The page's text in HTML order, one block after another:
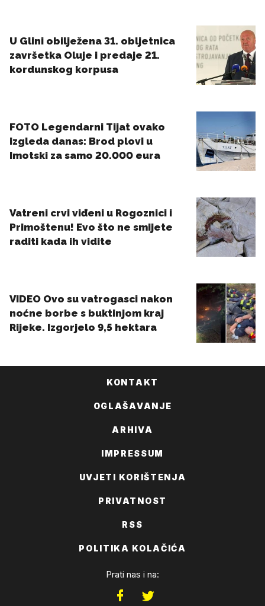
KONTAKT
OGLAŠAVANJE
ARHIVA
IMPRESSUM
UVJETI KORIŠTENJA
PRIVATNOST
RSS
POLITIKA KOLAČIĆA
Prati nas i na: